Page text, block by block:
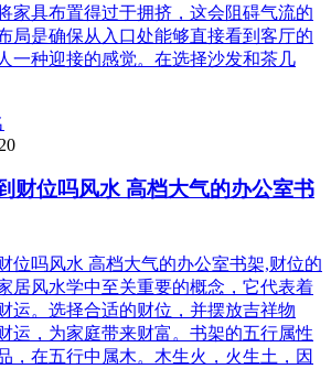
家具布置得过于拥挤，这会阻碍气流的
局是确保从入口处能够直接看到客厅的
一种迎接的感觉。在选择沙发和茶几
财位吗风水 高档大气的办公室书
位吗风水 高档大气的办公室书架,财位的
居风水学中至关重要的概念，它代表着
运。选择合适的财位，并摆放吉祥物
运，为家庭带来财富。书架的五行属性
，在五行中属木。木生火，火生土，因